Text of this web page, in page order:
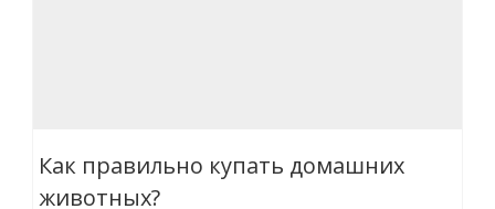
Как правильно купать домашних
животных?